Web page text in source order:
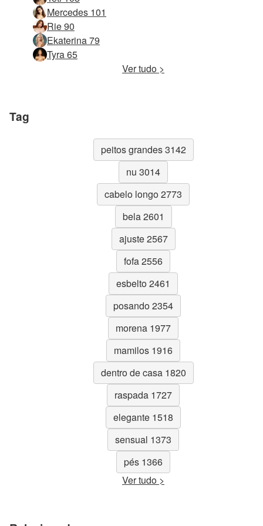
Mercedes 101
Rie 90
Ekaterina 79
Tyra 65
Ver tudo >
Tag
peitos grandes 3142
nu 3014
cabelo longo 2773
bela 2601
ajuste 2567
fofa 2556
esbelto 2461
posando 2354
morena 1977
mamilos 1916
dentro de casa 1820
raspada 1727
elegante 1518
sensual 1373
pés 1366
Ver tudo >